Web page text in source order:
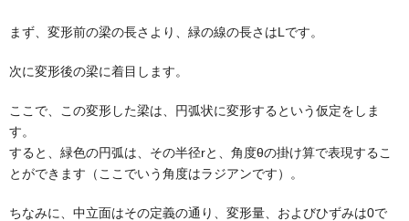
まず、変形前の梁の長さより、緑の線の長さはLです。
次に変形後の梁に着目します。
ここで、 この変形した梁は、円弧状に変形する という仮定をしま
す。
すると、緑色の円弧は、その半径rと、角度θの掛け算で表現するこ
とができます（ここでいう角度はラジアンです）。
ちなみに、中立面はその定義の通り、変形量、およびひずみは0で